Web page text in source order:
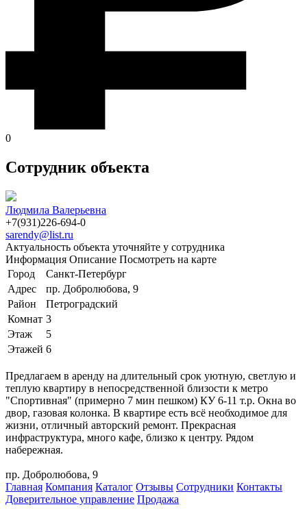
0
Сотрудник объекта
Людмила Валерьевна
+7(931)226-694-0
sarendy@list.ru
Актуальность объекта уточняйте у сотрудника
Информация Описание Посмотреть на карте
Город
Санкт-Петербург
Адрес
пр. Добролюбова, 9
Район
Петроградский
Комнат 3
Этаж
5
Этажей 6
Предлагаем в аренду на длительный срок уютную, светлую и
теплую квартиру в непосредственной близости к метро
"Спортивная" (примерно 7 мин пешком) КУ 6-11 т.р. Окна во
двор, газовая колонка. В квартире есть всё необходимое для
жизни, отличный авторский ремонт. Прекрасная
инфраструктура, много кафе, близко к центру. Рядом
набережная.
пр. Добролюбова, 9
Главная Компания Каталог Отзывы Сотрудники Контакты
Доверительное управление Продажа